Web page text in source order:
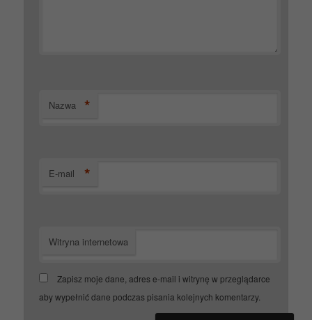
Nazwa *
E-mail *
Witryna internetowa
Zapisz moje dane, adres e-mail i witrynę w przeglądarce
aby wypełnić dane podczas pisania kolejnych komentarzy.